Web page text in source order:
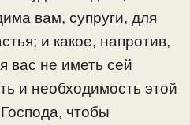
вам, супруги, для
и какое, напротив,
вас не иметь сей
и необходимость этой
чтобы